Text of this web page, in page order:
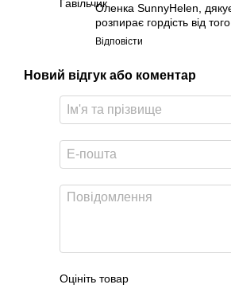
Оленка SunnyHelen,
розпирає гордість від
Відповісти
Новий відгук або коментар
Оцініть товар